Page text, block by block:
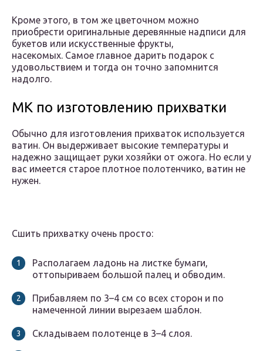
Кроме этого, в том же цветочном можно
приобрести оригинальные деревянные надписи для
букетов или искусственные фрукты,
насекомых. Самое главное дарить подарок с
удовольствием и тогда он точно запомнится
надолго.
МК по изготовлению прихватки
Обычно для изготовления прихваток используется
ватин. Он выдерживает высокие температуры и
надежно защищает руки хозяйки от ожога. Но если у
вас имеется старое плотное полотенчико, ватин не
нужен.
Сшить прихватку очень просто:
Располагаем ладонь на листке бумаги,
оттопыриваем большой палец и обводим.
Прибавляем по 3–4 см со всех сторон и по
намеченной линии вырезаем шаблон.
Складываем полотенце в 3–4 слоя.